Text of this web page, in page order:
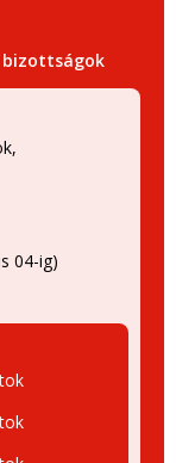
bizottságok
04-ig)